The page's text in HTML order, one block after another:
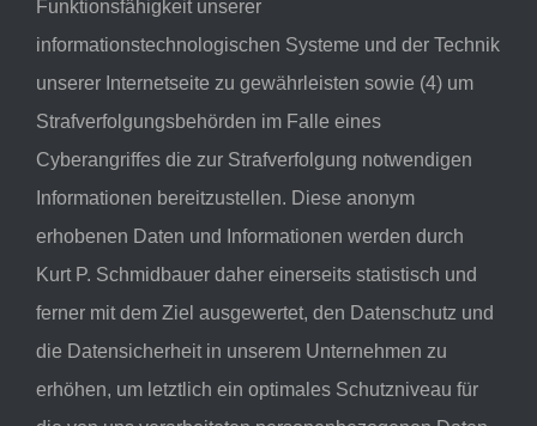
Funktionsfähigkeit unserer
informationstechnologischen Systeme und der Technik
unserer Internetseite zu gewährleisten sowie (4) um
Strafverfolgungsbehörden im Falle eines
Cyberangriffes die zur Strafverfolgung notwendigen
Informationen bereitzustellen. Diese anonym
erhobenen Daten und Informationen werden durch
Kurt P. Schmidbauer daher einerseits statistisch und
ferner mit dem Ziel ausgewertet, den Datenschutz und
die Datensicherheit in unserem Unternehmen zu
erhöhen, um letztlich ein optimales Schutzniveau für